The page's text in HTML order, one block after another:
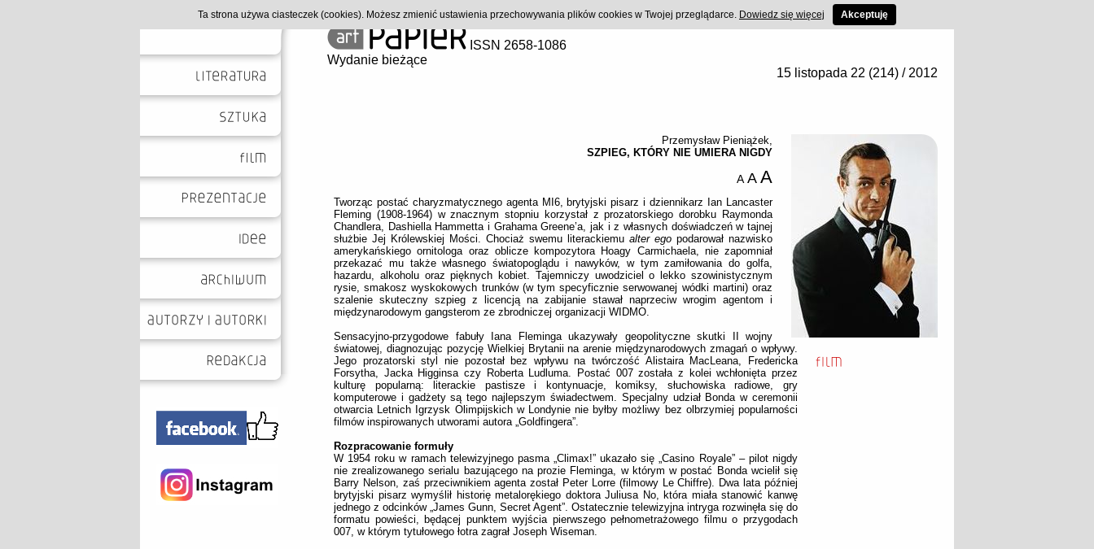
ISSN 2658-1086
Wydanie bieżące
15 listopada 22 (214) / 2012
Przemysław Pieniążek,
SZPIEG, KTÓRY NIE UMIERA NIGDY
A A A
Tworząc postać charyzmatycznego agenta MI6, brytyjski pisarz i dziennikarz Ian Lancaster
Fleming (1908-1964) w znacznym stopniu korzystał z prozatorskiego dorobku Raymonda
Chandlera, Dashiella Hammetta i Grahama Greene’a, jak i z własnych doświadczeń w tajnej
służbie Jej Królewskiej Mości. Chociaż swemu literackiemu alter ego podarował nazwisko
amerykańskiego ornitologa oraz oblicze kompozytora Hoagy Carmichaela, nie zapomniał
przekazać mu także własnego światopoglądu i nawyków, w tym zamiłowania do golfa,
hazardu, alkoholu oraz pięknych kobiet. Tajemniczy uwodziciel o lekko szowinistycznym
rysie, smakosz wyskokowych trunków (w tym specyficznie serwowanej wódki martini) oraz
szalenie skuteczny szpieg z licencją na zabijanie stawał naprzeciw wrogim agentom i
międzynarodowym gangsterom ze zbrodniczej organizacji WIDMO.
Sensacyjno-przygodowe fabuły Iana Fleminga ukazywały geopolityczne skutki II wojny
światowej, diagnozując pozycję Wielkiej Brytanii na arenie międzynarodowych zmagań o wpływy.
Jego prozatorski styl nie pozostał bez wpływu na twórczość Alistaira MacLeana, Fredericka
Forsytha, Jacka Higginsa czy Roberta Ludluma. Postać 007 została z kolei wchłonięta przez
kulturę popularną: literackie pastisze i kontynuacje, komiksy, słuchowiska radiowe, gry
komputerowe i gadżety są tego najlepszym świadectwem. Specjalny udział Bonda w ceremonii
otwarcia Letnich Igrzysk Olimpijskich w Londynie nie byłby możliwy bez olbrzymiej popularności
filmów inspirowanych utworami autora „Goldfingera”.
Rozpracowanie formuły
W 1954 roku w ramach telewizyjnego pasma „Climax!” ukazało się „Casino Royale” – pilot nigdy
nie zrealizowanego serialu bazującego na prozie Fleminga, w którym w postać Bonda wcielił się
Barry Nelson, zaś przeciwnikiem agenta został Peter Lorre (filmowy Le Chiffre). Dwa lata później
brytyjski pisarz wymyślił historię metalorękiego doktora Juliusa No, która miała stanowić kanwę
jednego z odcinków „James Gunn, Secret Agent”. Ostatecznie telewizyjna intryga rozwinęła się do
formatu powieści, będącej punktem wyjścia pierwszego pełnometrażowego filmu o przygodach
007, w którym tytułowego łotra zagrał Joseph Wiseman.
Ta strona używa ciasteczek (cookies). Możesz zmienić ustawienia przechowywania plików cookies w Twojej przeglądarce. Dowiedz się więcej Akceptuję